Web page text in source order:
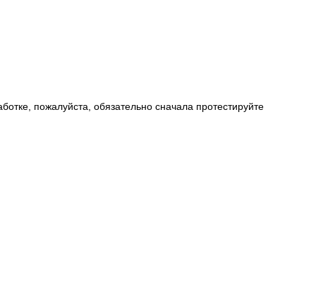
пожалуйста, обязательно сначала протестируйте